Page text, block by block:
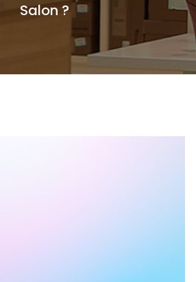
Salon ?